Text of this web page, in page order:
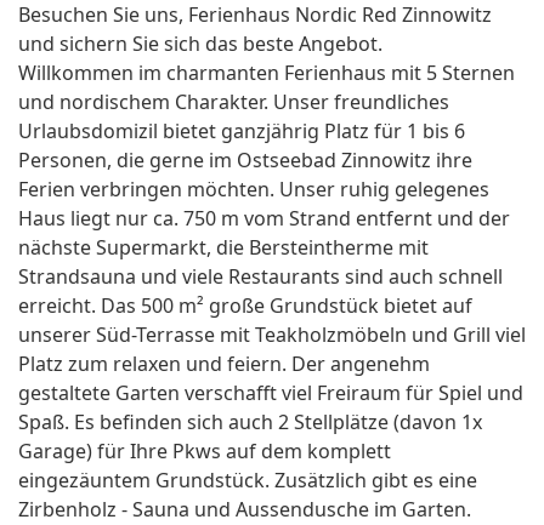
Besuchen Sie uns, Ferienhaus Nordic Red Zinnowitz
und sichern Sie sich das beste Angebot.
Willkommen im charmanten Ferienhaus mit 5 Sternen
und nordischem Charakter. Unser freundliches
Urlaubsdomizil bietet ganzjährig Platz für 1 bis 6
Personen, die gerne im Ostseebad Zinnowitz ihre
Ferien verbringen möchten. Unser ruhig gelegenes
Haus liegt nur ca. 750 m vom Strand entfernt und der
nächste Supermarkt, die Bersteintherme mit
Strandsauna und viele Restaurants sind auch schnell
erreicht. Das 500 m² große Grundstück bietet auf
unserer Süd-Terrasse mit Teakholzmöbeln und Grill viel
Platz zum relaxen und feiern. Der angenehm
gestaltete Garten verschafft viel Freiraum für Spiel und
Spaß. Es befinden sich auch 2 Stellplätze (davon 1x
Garage) für Ihre Pkws auf dem komplett
eingezäuntem Grundstück. Zusätzlich gibt es eine
Zirbenholz - Sauna und Aussendusche im Garten.